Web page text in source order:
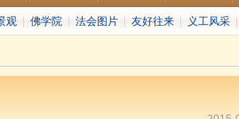
观 佛学院 法会图片 友好往来 义工风采